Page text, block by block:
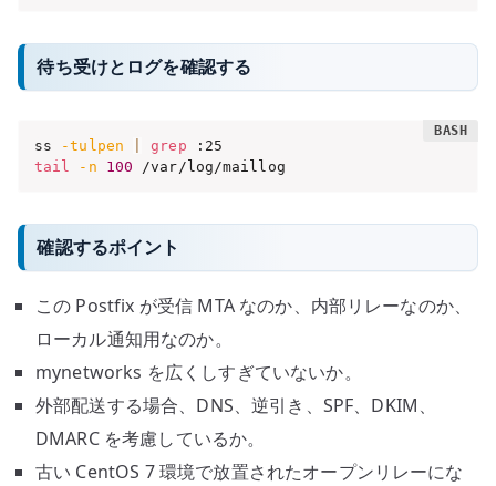
待ち受けとログを確認する
ss -tulpen grep
tail
-n 100 /var/log/maillog
確認するポイント
この Postfix が受信 MTA なのか、内部リレーなのか、
ローカル通知用なのか。
mynetworks を広くしすぎていないか。
外部配送する場合、DNS、逆引き、SPF、DKIM、
DMARC を考慮しているか。
古い CentOS 7 環境で放置されたオープンリレーにな